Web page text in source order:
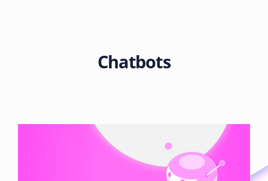
Chatbots